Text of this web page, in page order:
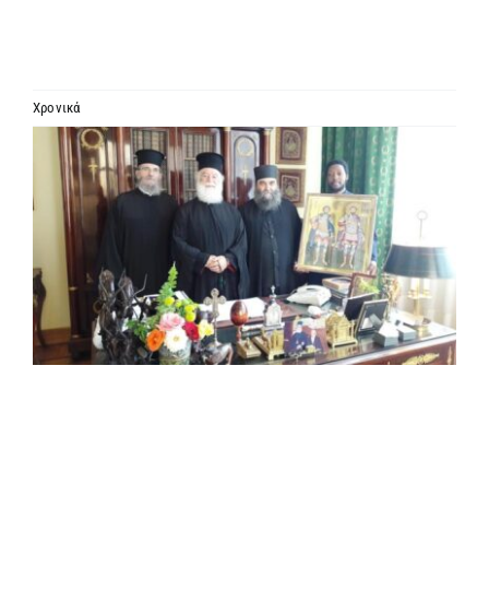
MEDIA
ΕΝΗΜΕΡΩΣΗ
ΣΥΝΔΕΣΕΙΣ
Χρονικά
Προβολή
μεγαλύτερης
εικόνας